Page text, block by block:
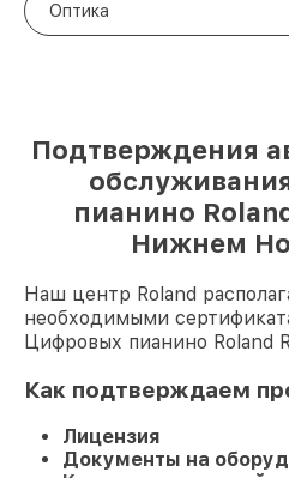
Оптика
Подтверждения
пианино
Нижнем
Наш центр Roland
необходимыми
Цифровых пианино Roland
Как подтверждаем
Лицензия
Документы на